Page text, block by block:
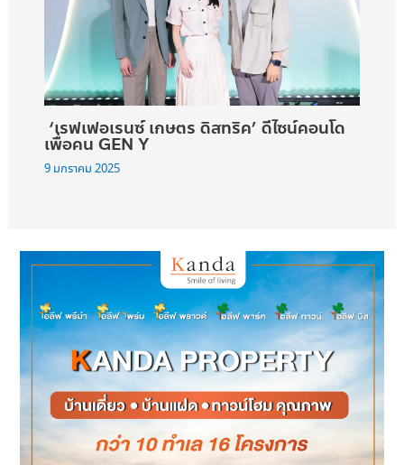
‘เรฟเฟอเรนซ์ เกษตร ดิสทริค’ ดีไซน์คอนโด
เพื่อคน GEN Y
9 มกราคม 2025